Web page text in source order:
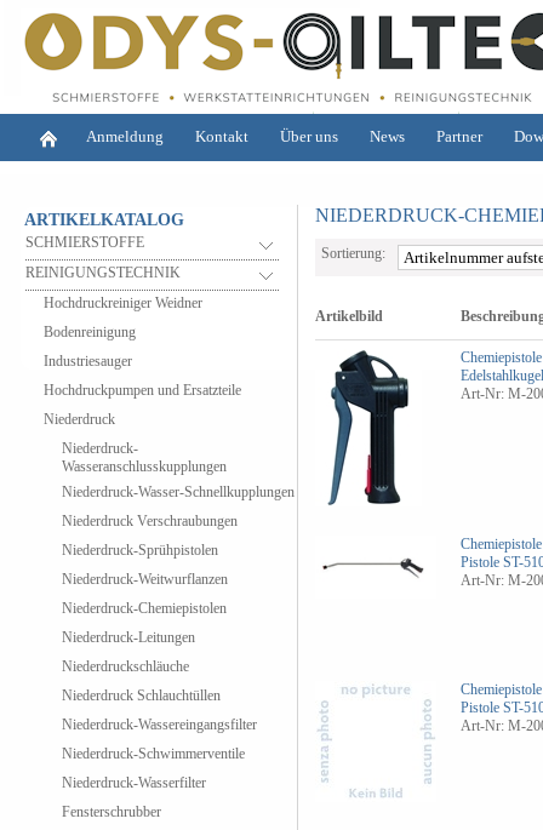
Anmeldung Kontakt Über uns News Partner
ARTIKELKATALOG
SCHMIERSTOFFE
REINIGUNGSTECHNIK
Hochdruckreiniger Weidner
Bodenreinigung
Industriesauger
Hochdruckpumpen und Ersatzteile
Niederdruck
Niederdruck-
Wasseranschlusskupplungen
Niederdruck-Wasser-Schnellkupplungen
Niederdruck Verschraubungen
Niederdruck-Sprühpistolen
Niederdruck-Weitwurflanzen
Niederdruck-Chemiepistolen
Niederdruck-Leitungen
Niederdruckschläuche
Niederdruck Schlauchtüllen
Niederdruck-Wassereingangsfilter
Niederdruck-Schwimmerventile
Niederdruck-Wasserfilter
Fensterschrubber
NIEDERDRUCK-
Sortierung:
Artikelbild
Edelstahlkugel
Art-Nr: M-
Pistole ST-
Art-Nr: M-
Pistole ST-
Art-Nr: M-